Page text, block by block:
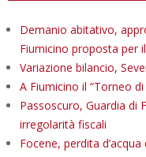
Demanio abitativo,
Fiumicino proposta per
Variazione bilancio,
A Fiumicino il “Torneo
Passoscuro, Guardia di
irregolarità fiscali
Focene, perdita